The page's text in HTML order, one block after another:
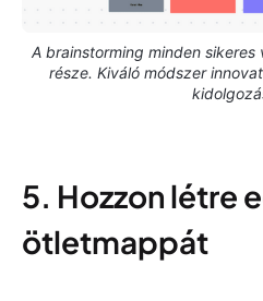
A brainstorming minden
része. Kiváló módszer
5. Hozzon létre
ötletmappát